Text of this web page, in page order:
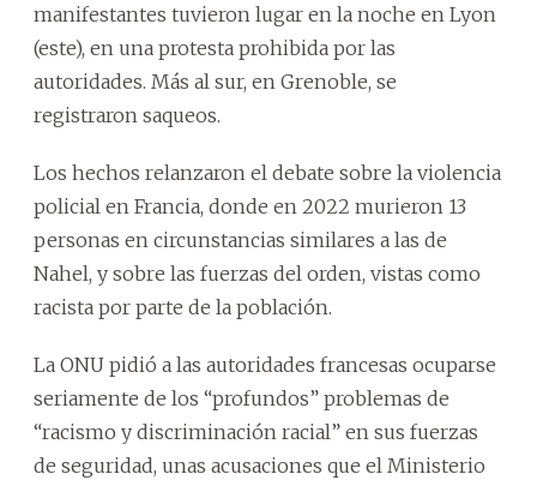
manifestantes tuvieron lugar en la noche en Lyon
(este), en una protesta prohibida por las
autoridades. Más al sur, en Grenoble, se
registraron saqueos.
Los hechos relanzaron el debate sobre la violencia
policial en Francia, donde en 2022 murieron 13
personas en circunstancias similares a las de
Nahel, y sobre las fuerzas del orden, vistas como
racista por parte de la población.
La ONU pidió a las autoridades francesas ocuparse
seriamente de los “profundos” problemas de
“racismo y discriminación racial” en sus fuerzas
de seguridad, unas acusaciones que el Ministerio